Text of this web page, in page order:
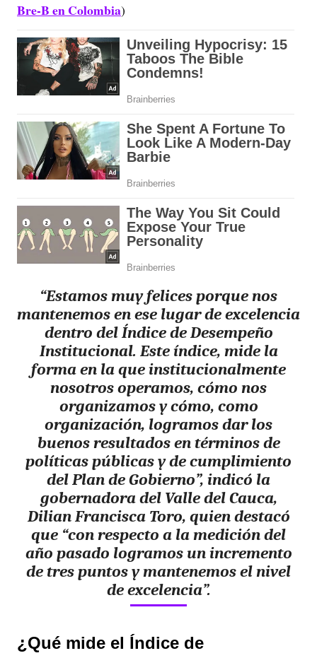
Bre-B en Colombia)
“Estamos muy felices porque nos
mantenemos en ese lugar de excelencia
dentro del Índice de Desempeño
Institucional. Este índice, mide la
forma en la que institucionalmente
nosotros operamos, cómo nos
organizamos y cómo, como
organización, logramos dar los
buenos resultados en términos de
políticas públicas y de cumplimiento
del Plan de Gobierno”, indicó la
gobernadora del Valle del Cauca,
Dilian Francisca Toro, quien destacó
que “con respecto a la medición del
año pasado logramos un incremento
de tres puntos y mantenemos el nivel
de excelencia”.
¿Qué mide el Índice de